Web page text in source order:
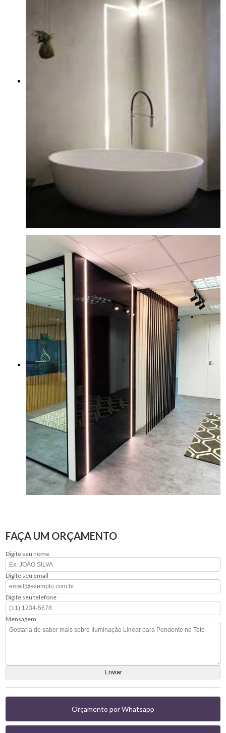
FAÇA UM ORÇAMENTO
Digite seu nome
Digite seu email
Digite seu telefone
Mensagem
Orçamento por Whatsapp